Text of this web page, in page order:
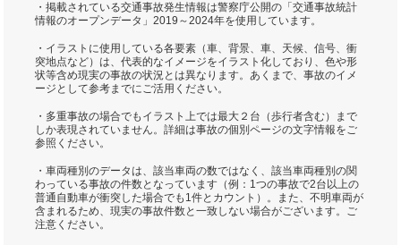
・掲載されている交通事故発生情報は警察庁公開の「交通事故統計
情報のオープンデータ」2019～2024年を使用しています。
・イラストに使用している各要素（車、背景、車、天候、信号、衝
突地点など）は、代表的なイメージをイラスト化しており、色や形
状等含め現実の事故の状況とは異なります。あくまで、事故のイメ
ージとして参考までにご活用ください。
・多重事故の場合でもイラスト上では最大２台（歩行者含む）まで
しか表現されていません。詳細は事故の個別ページの文字情報をご
参照ください。
・車両種別のデータは、該当車両の数ではなく、該当車両種別の関
わっている事故の件数となっています（例：1つの事故で2台以上の
普通自動車が衝突した場合でも1件とカウント）。また、不明車両が
含まれるため、現実の事故件数と一致しない場合がございます。ご
注意ください。